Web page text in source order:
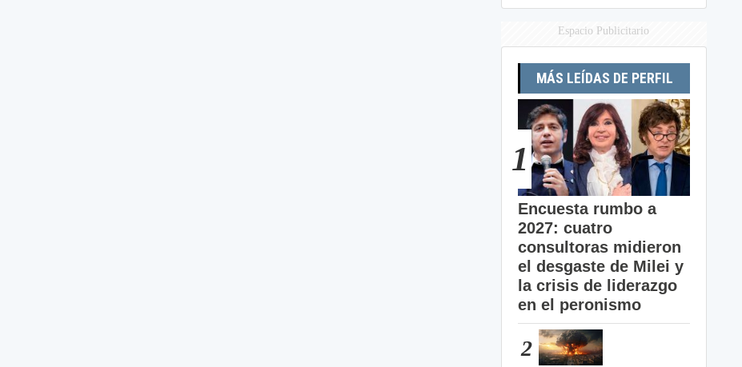
Espacio Publicitario
MÁS LEÍDAS DE PERFIL
1
Encuesta rumbo a
2027: cuatro
consultoras midieron
el desgaste de Milei y
la crisis de liderazgo
en el peronismo
2